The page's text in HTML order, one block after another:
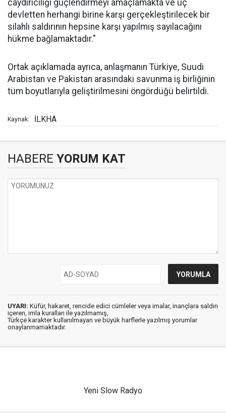
caydırıcılığı güçlendirmeyi amaçlamakta ve üç
devletten herhangi birine karşı gerçekleştirilecek bir
silahlı saldırının hepsine karşı yapılmış sayılacağını
hükme bağlamaktadır."
Ortak açıklamada ayrıca, anlaşmanın Türkiye, Suudi
Arabistan ve Pakistan arasındaki savunma iş birliğinin
tüm boyutlarıyla geliştirilmesini öngördüğü belirtildi.
Kaynak: İLKHA
HABERE YORUM KAT
UYARI: Küfür, hakaret, rencide edici cümleler veya imalar, inançlara saldırı
içeren, imla kuralları ile yazılmamış,
Türkçe karakter kullanılmayan ve büyük harflerle yazılmış yorumlar
onaylanmamaktadır.
Yeni Slow Radyo